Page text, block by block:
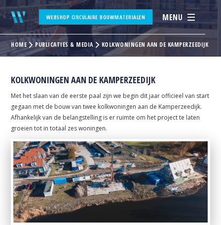
WEBSHOP CIRCULAIRE BOUWMATERIALEN MENU
HOME PUBLICATIES & MEDIA KOLKWONINGEN AAN DE KAMPERZEEDIJK
KOLKWONINGEN AAN DE KAMPERZEEDIJK
Met het slaan van de eerste paal zijn we begin dit jaar officieel van start
gegaan met de bouw van twee kolkwoningen aan de Kamperzeedijk.
Afhankelijk van de belangstelling is er ruimte om het project te laten
groeien tot in totaal zes woningen.